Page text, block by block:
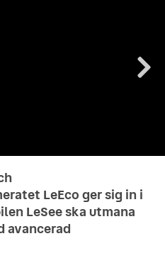
LeEco ger sig in i
LeSee ska utmana
avancerad